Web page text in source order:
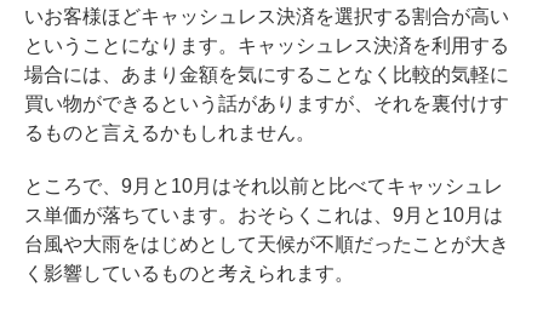
いお客様ほどキャッシュレス決済を選択する割合が高い
ということになります。キャッシュレス決済を利用する
場合には、あまり金額を気にすることなく比較的気軽に
買い物ができるという話がありますが、それを裏付けす
るものと言えるかもしれません。
ところで、9月と10月はそれ以前と比べてキャッシュレ
ス単価が落ちています。おそらくこれは、9月と10月は
台風や大雨をはじめとして天候が不順だったことが大き
く影響しているものと考えられます。